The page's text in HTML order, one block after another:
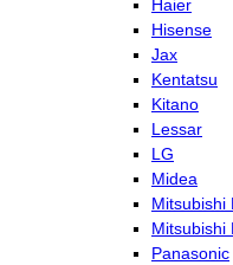
Haier
Hisense
Jax
Kentatsu
Kitano
Lessar
LG
Midea
Mitsubishi
Mitsubishi
Panasonic